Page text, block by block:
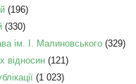
(196)
(330)
ім. І. Малиновського(329)
відносин(121)
(1 023)